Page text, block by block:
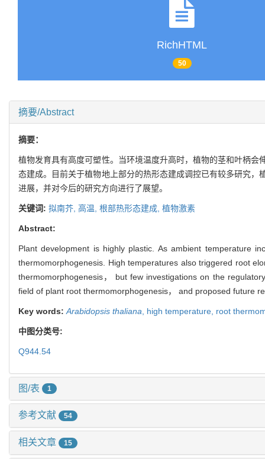
RichHTML
50
摘要/Abstract
摘要：
植物发育具有高度可塑性。当环境温度升高时，植物的茎和叶柄
态建成。目前关于植物地上部分的热形态建成调控已有较多研究
进展，并对今后的研究方向进行了展望。
关键词: 拟南芥, 高温, 根部热形态建成, 植物激素
Abstract:
Plant development is highly plastic. As ambient temperature
thermomorphogenesis. High temperatures also triggered root
thermomorphogenesis， but few investigations on the
field of plant root thermomorphogenesis， and proposed future
Key words: Arabidopsis thaliana high temperature, root
中图分类号:
Q944.54
图/表 1
参考文献 54
相关文章 15